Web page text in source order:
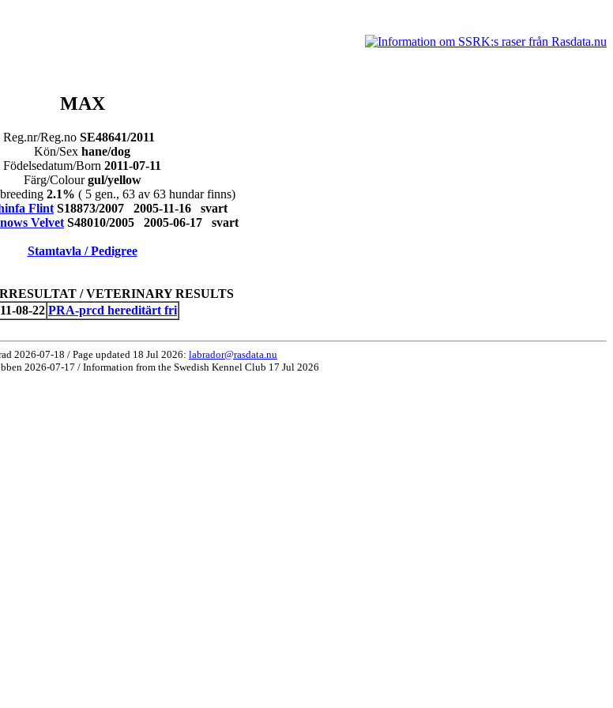
MAX
Reg.nr/Reg.no SE48641/2011
Kön/Sex hane/dog
Födelsedatum/Born 2011-07-11
Färg/Colourgul/yellow
2.1% ( 5 gen., 63 av 63 hundar finns)
Flint S18873/2007 2005-11-16 svart
Velvet S48010/2005 2005-06-17 svart
Stamtavla / Pedigree
/ VETERINARY RESULTS
08-22 PRA-prcd hereditärt fri
2026-07-18 / Page updated 18 Jul 2026: labrador@rasdata.nu
2026-07-17 / Information from the Swedish Kennel Club 17 Jul 2026